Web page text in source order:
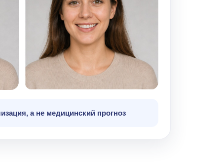
а не медицинский прогноз